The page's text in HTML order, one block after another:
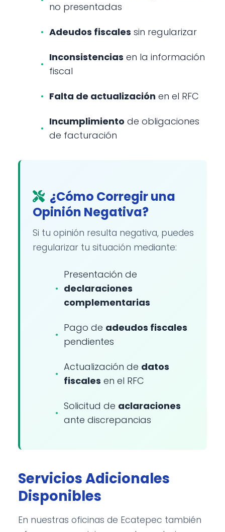
no presentadas
Adeudos fiscales sin regularizar
Inconsistencias en la información
fiscal
Falta de actualización en el RFC
Incumplimiento de obligaciones
de facturación
¿Cómo Corregir una
Opinión Negativa?
Si tu opinión resulta negativa, puedes
regularizar tu situación mediante:
Presentación de
declaraciones
complementarias
Pago de adeudos fiscales
pendientes
Actualización de datos
fiscales en el RFC
Solicitud de aclaraciones
ante discrepancias
Servicios Adicionales
Disponibles
En nuestras oficinas de Ecatepec también